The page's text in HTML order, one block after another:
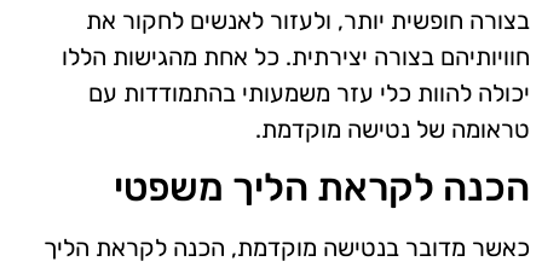
בצורה חופשית יותר, ולעזור לאנשים לחקור את
חוויותיהם בצורה יצירתית. כל אחת מהגישות הללו
יכולה להוות כלי עזר משמעותי בהתמודדות עם
טראומה של נטישה מוקדמת.
הכנה לקראת הליך משפטי
כאשר מדובר בנטישה מוקדמת, הכנה לקראת הליך